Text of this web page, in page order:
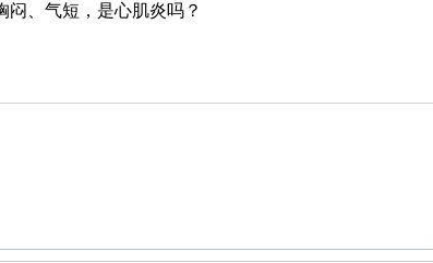
闷、气短，是心肌炎吗？